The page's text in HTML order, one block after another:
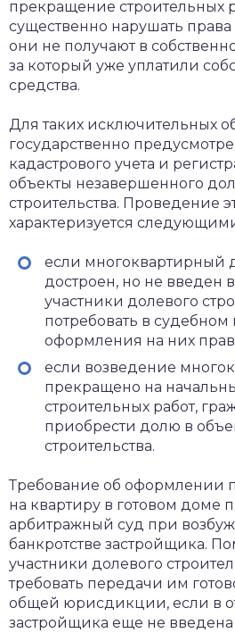
прекращение строительных
существенно нарушать права
они не получают в
за который уже уплатили
средства.
Для таких исключительных
государственно
кадастрового учета и
объекты незавершенного
строительства. Проведение
характеризуется
если многоквартирный
достроен, но не введен
участники долевого
потребовать в
оформления на них
если возведение
прекращено на
строительных работ,
приобрести долю в
строительства.
Требование об оформлении
на квартиру в готовом доме
арбитражный суд при
банкротстве застройщика.
участники долевого
требовать передачи им
общей юрисдикции, если в
застройщика еще не